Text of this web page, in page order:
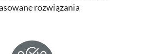
rozwiązania